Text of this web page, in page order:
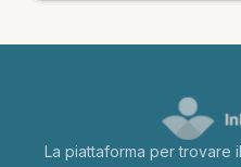
La piattaforma per trovare